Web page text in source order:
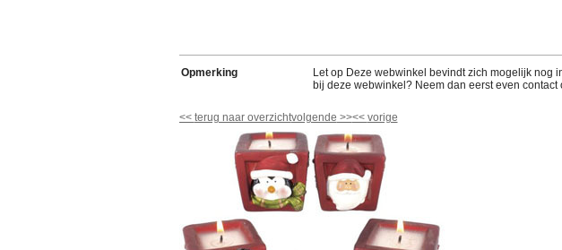
Opmerking
Let op Deze webwinkel bevindt zich mogelijk nog
bij deze webwinkel? Neem dan eerst even contact
<< terug naar overzichtvolgende >><< vorige